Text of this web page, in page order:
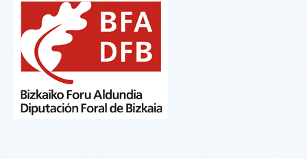
SAIOAK
INFORMAZIOA
SAILKAPENA